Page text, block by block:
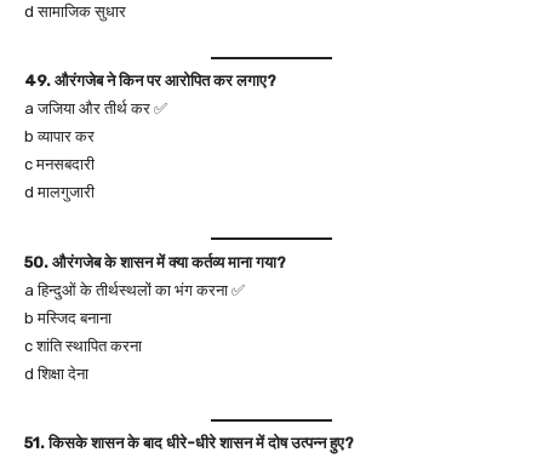
d सामाजिक सुधार
49. औरंगजेब ने किन पर आरोपित कर लगाए?
a जजिया और तीर्थ कर ✅
b व्यापार कर
c मनसबदारी
d मालगुजारी
50. औरंगजेब के शासन में क्या कर्तव्य माना गया?
a हिन्दुओं के तीर्थस्थलों का भंग करना ✅
b मस्जिद बनाना
c शांति स्थापित करना
d शिक्षा देना
51. किसके शासन के बाद धीरे-धीरे शासन में दोष उत्पन्न हुए?